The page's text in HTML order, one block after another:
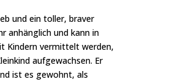
und ein toller, braver
anhänglich und kann in
Kindern vermittelt werden,
aufgewachsen. Er
ist es gewohnt, als